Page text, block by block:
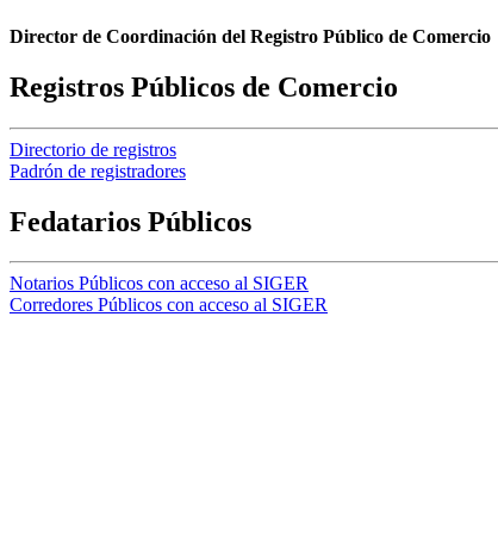
Director de Coordinación del Registro Público de Comercio
Registros Públicos de Comercio
Directorio de registros
Padrón de registradores
Fedatarios Públicos
Notarios Públicos con acceso al SIGER
Corredores Públicos con acceso al SIGER